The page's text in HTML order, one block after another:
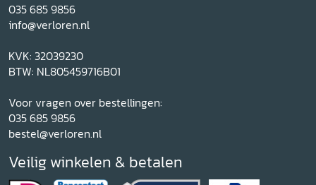
035 685 9856
info@verloren.nl
KVK: 32039230
BTW: NL805459716B01
Voor vragen over bestellingen:
035 685 9856
bestel@verloren.nl
Veilig winkelen & betalen